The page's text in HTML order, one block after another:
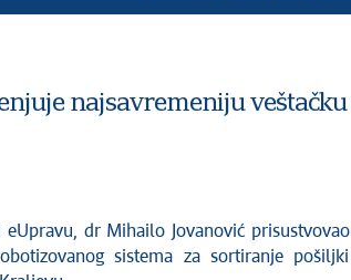
najsavremeniju
sistema za sortiranje